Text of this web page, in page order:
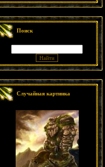
Поиск
Случайная картинка